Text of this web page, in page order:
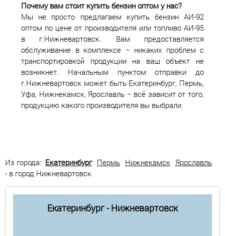
Почему вам стоит купить бензин оптом у нас?
Мы не просто предлагаем купить бензин АИ-92
оптом по цене от производителя или топливо АИ-95
в г.Нижневартовск. Вам предоставляется
обслуживание в комплексе − никаких проблем с
транспортировкой продукции на ваш объект не
возникнет. Начальным пунктом отправки до
г.Нижневартовск может быть Екатеринбург, Пермь,
Уфа, Нижнекамск, Ярославль − всё зависит от того,
продукцию какого производителя вы выбрали.
Из города: Екатеринбург Пермь Нижнекамск Ярославль
- в город Нижневартовск
Екатеринбург - Нижневартовск